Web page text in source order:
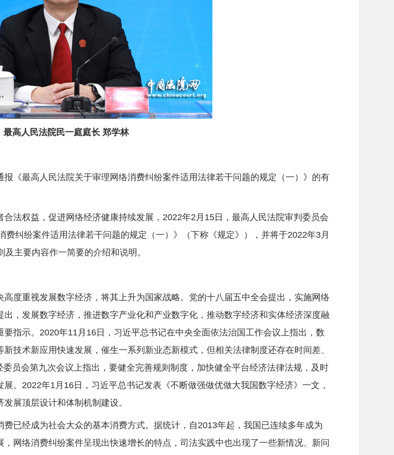
最高人民法院民一庭庭长 郑学林
最高人民法院关于审理网络消费纠纷案件适用法律若干问题的规定（一）》的有
权益，促进网络经济健康持续发展，2022年2月15日，最高人民法院审判委员会
纠纷案件适用法律若干问题的规定（一）》（下称《规定》），并将于2022年3月
主要内容作一简要的介绍和说明。
重视发展数字经济，将其上升为国家战略。党的十八届五中全会提出，实施网络
，发展数字经济，推进数字产业化和产业数字化，推动数字经济和实体经济深度融
指示。2020年11月16日，习近平总书记在中央全面依法治国工作会议上指出，数
技术新应用快速发展，催生一系列新业态新模式，但相关法律制度还存在时间差、
员会第九次会议上指出，要健全完善规则制度，加快健全平台经济法律法规，及时
。2022年1月16日，习近平总书记发表《不断做强做优做大我国数字经济》一文，
展顶层设计和体制机制建设。
经成为社会大众的基本消费方式。据统计，自2013年起，我国已连续多年成为
网络消费纠纷案件呈现出快速增长的特点，司法实践中也出现了一些新情况、新问